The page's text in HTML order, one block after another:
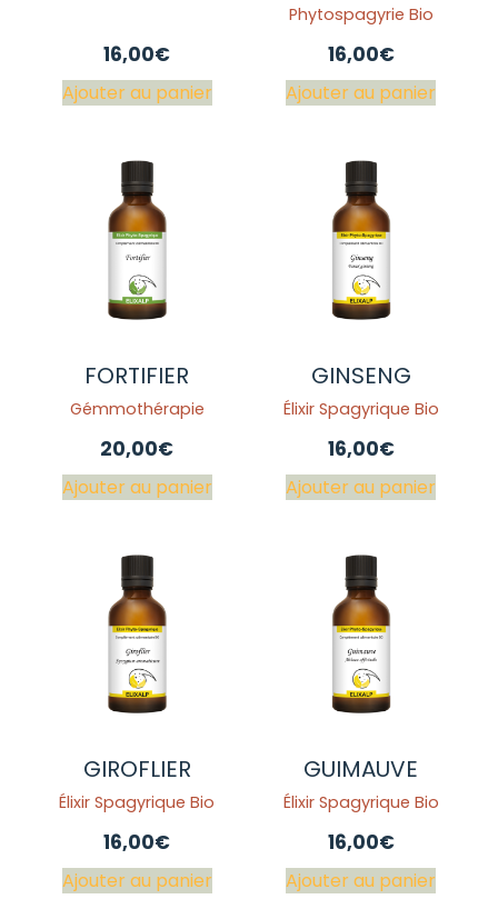
16,00€
Ajouter au panier
Phytospagyrie Bio
16,00€
Ajouter au panier
FORTIFIER
Gémmothérapie
20,00€
Ajouter au panier
GINSENG
Élixir Spagyrique Bio
16,00€
Ajouter au panier
GIROFLIER
Élixir Spagyrique Bio
16,00€
Ajouter au panier
GUIMAUVE
Élixir Spagyrique Bio
16,00€
Ajouter au panier